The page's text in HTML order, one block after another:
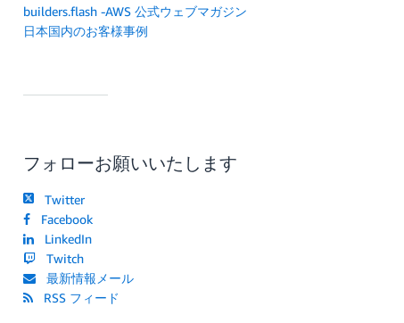
builders.flash -AWS 公式ウェブマガジン
日本国内のお客様事例
フォローお願いいたします
Twitter
Facebook
LinkedIn
Twitch
最新情報メール
RSS フィード